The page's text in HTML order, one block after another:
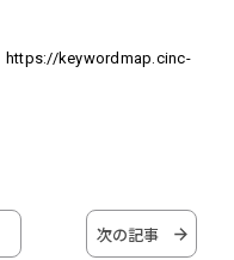
https://keywordmap.cinc-
次の記事